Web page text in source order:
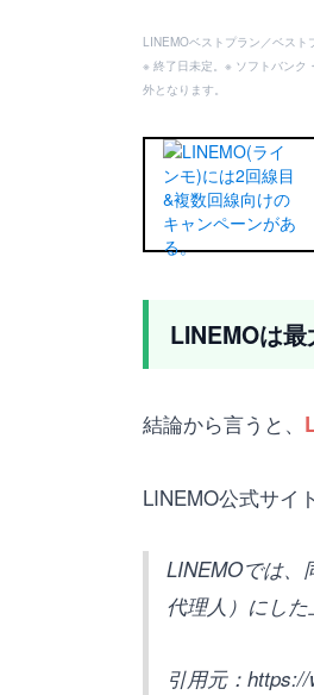
LINEMOベストプラン／ベスト
※ 終了日未定。※ ソフトバンク
外となります。
LINEMOは
結論から言うと、
LINEMO公式サイ
LINEMOでは、
代理人）にし
引用元：